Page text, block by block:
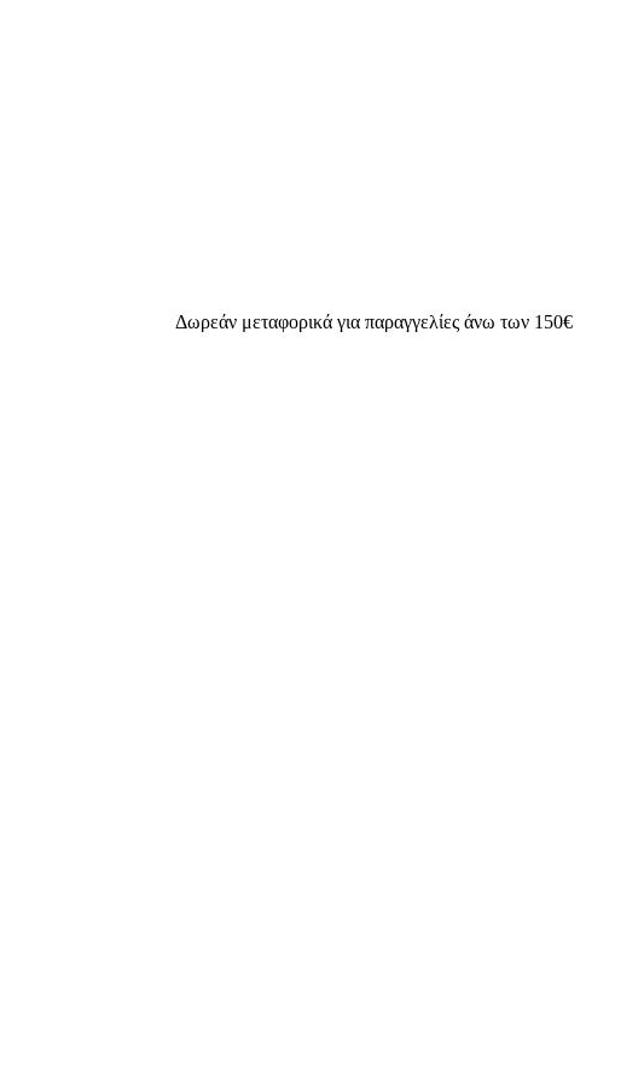
Δωρεάν μεταφορικά για παραγγελίες άνω των 150€